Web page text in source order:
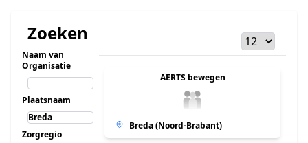
Zoeken
Naam van
Organisatie
Plaatsnaam
Zorgregio
AERTS bewegen
Breda (Noord-Brabant)